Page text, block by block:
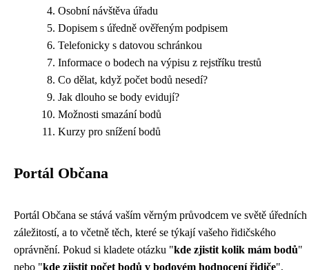
Osobní návštěva úřadu
Dopisem s úředně ověřeným podpisem
Telefonicky s datovou schránkou
Informace o bodech na výpisu z rejstříku trestů
Co dělat, když počet bodů nesedí?
Jak dlouho se body evidují?
Možnosti smazání bodů
Kurzy pro snížení bodů
Portál Občana
Portál Občana se stává vaším věrným průvodcem ve světě úředních
záležitostí, a to včetně těch, které se týkají vašeho řidičského
oprávnění. Pokud si kladete otázku "kde zjistit kolik mám bodů"
nebo "kde zjistit počet bodů v bodovém hodnocení řidiče",